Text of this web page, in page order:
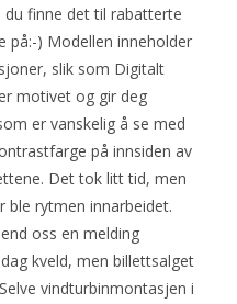
finne det til rabatterte
på:-) Modellen inneholder
slik som Digitalt
motivet og gir deg
er vanskelig å se med
på innsiden av
Det tok litt tid, men
rytmen innarbeidet.
oss en melding
kveld, men billettsalget
vindturbinmontasjen i